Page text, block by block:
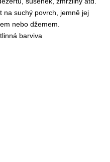
na suchý povrch, jemně jej
nebo džemem.
barviva